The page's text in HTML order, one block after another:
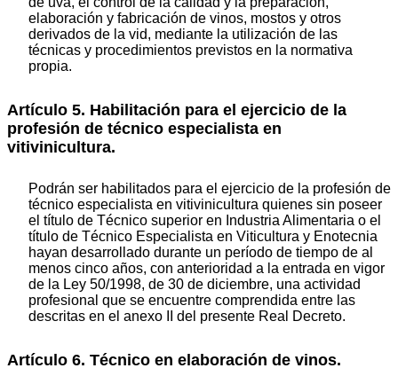
elaboración y fabricación de vinos, mostos y otros
derivados de la vid, mediante la utilización de las
técnicas y procedimientos previstos en la normativa
propia.
Artículo 5. Habilitación para el ejercicio de la
profesión de técnico especialista en
vitivinicultura.
Podrán ser habilitados para el ejercicio de la profesión de
técnico especialista en vitivinicultura quienes sin poseer
el título de Técnico superior en Industria Alimentaria o el
título de Técnico Especialista en Viticultura y Enotecnia
hayan desarrollado durante un período de tiempo de al
menos cinco años, con anterioridad a la entrada en vigor
de la Ley 50/1998, de 30 de diciembre, una actividad
profesional que se encuentre comprendida entre las
descritas en el anexo II del presente Real Decreto.
Artículo 6. Técnico en elaboración de vinos.